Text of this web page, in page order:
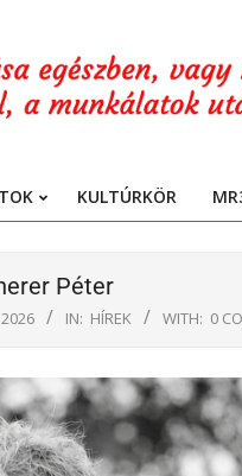
Primary
KULTÚRKÖR
Péter
IN: HÍREK WITH: 0